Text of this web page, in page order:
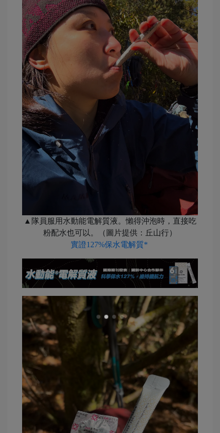
▲隊員服用水動能電解質液。懶得沖泡時，直接吃
粉配水也可以。（圖片提供：丘山行）
實證127%保水電解質*